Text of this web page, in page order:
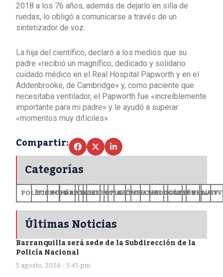
2018 a los 76 años, además de dejarlo en silla de
ruedas, lo obligó a comunicarse a través de un
sintetizador de voz.
La hija del científico, declaró a los medios que su
padre «recibió un magnífico, dedicado y solidario
cuidado médico en el Real Hospital Papworth y en el
Addenbrooke, de Cambridge» y, como paciente que
necesitaba ventilador, el Papworth fue «increíblemente
importante para mi padre» y le ayudó a superar
«momentos muy difíciles».
Compartir:
Categorías
POLÍTICA
ECONOMÍA
MUNDODEPORTES
SALUDCIENCIA
OPINIÓN
GENERALES
TECNOLOGÍA
EDUCACIÓN
CULTURA+CV
Últimas Noticias
Barranquilla será sede de la Subdirección de la
Policía Nacional
5 agosto, 2026 - 5:45 pm